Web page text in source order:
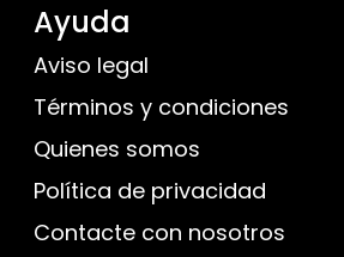
Ayuda
Aviso legal
Términos y condiciones
Quienes somos
Política de privacidad
Contacte con nosotros